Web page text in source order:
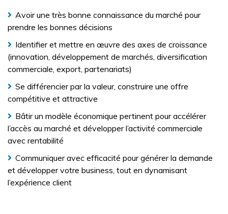
Avoir une très bonne connaissance du marché pour
prendre les bonnes décisions
Identifier et mettre en œuvre des axes de croissance
(innovation, développement de marchés, diversification
commerciale, export, partenariats)
Se différencier par la valeur, construire une offre
compétitive et attractive
Bâtir un modèle économique pertinent pour accélérer
l’accès au marché et développer l’activité commerciale
avec rentabilité
Communiquer avec efficacité pour générer la demande
et développer votre business, tout en dynamisant
l’expérience client